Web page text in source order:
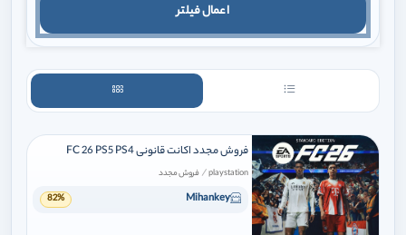
اعمال فیلتر
فروش مجدد اکانت قانونی FC 26 PS5 PS4
playstation
/ فروش مجدد
Mihankey
82%